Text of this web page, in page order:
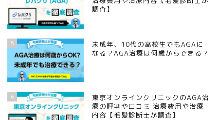
調査】
5
未成年、10代の高校生でもAGAに
なる？AGA治療は何歳からできる？
6
東京オンラインクリニックのAGA治
療の評判や口コミ 治療費用や治療
内容【毛髪診断士が調査】